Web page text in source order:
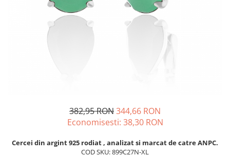
SETURI BIJUTERII
BRATARA TIP ROZARIU
LANTURI TIP ROZARIU
382,95 RON344,66 RON
Economisesti: 38,30 RON
Cercei din argint 925 rodiat , analizat si marcat de catre ANPC.
COD SKU: 899C27N-XL